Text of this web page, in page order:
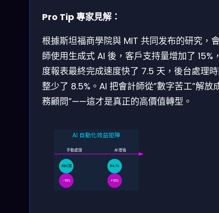
Pro Tip 專家見解：
根據斯坦福商學院與 MIT 共同发布的研究，
師使用生成式 AI 後，客戶支持量增加了 15%
度報表最終完成速度快了 7.5 天，後台處理
整少了 8.5%。AI 把會計師從”數字苦工”解放
務顧問”——這才是真正的高價值轉型。
AI 自動化效益矩陣
手動處理 AI 增強
30h/周 94.7%
-15% +15%